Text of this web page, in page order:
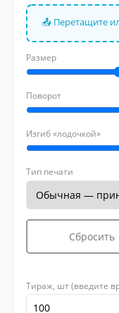
📤 Перетащите
Размер
Поворот
Изгиб «лодочкой»
Тип печати
Сбросить
Тираж, шт (введите